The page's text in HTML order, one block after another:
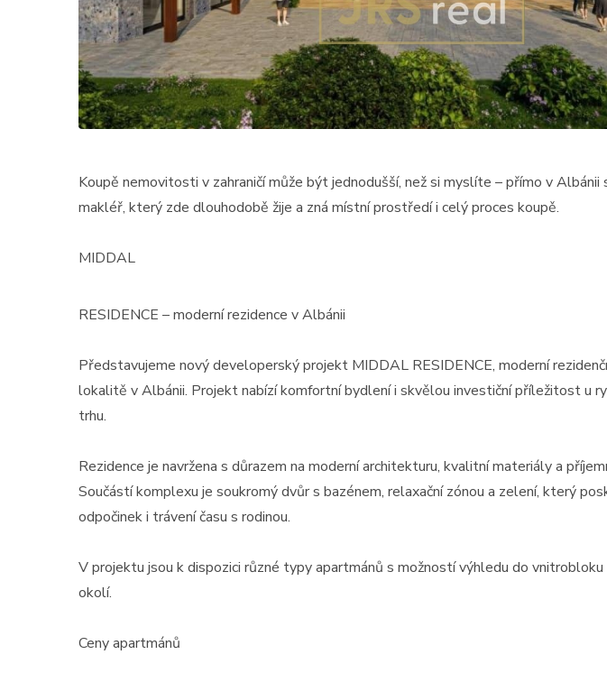
Koupě nemovitosti v zahraničí může být jednodušší, než si myslíte – přímo v Albánii
makléř, který zde dlouhodobě žije a zná místní prostředí i celý proces koupě.
MIDDAL
RESIDENCE – moderní rezidence v Albánii
Představujeme nový developerský projekt MIDDAL RESIDENCE, moderní
lokalitě v Albánii. Projekt nabízí komfortní bydlení i skvělou investiční příležitost u
trhu.
Rezidence je navržena s důrazem na moderní architekturu, kvalitní materiály a
Součástí komplexu je soukromý dvůr s bazénem, relaxační zónou a zelení, který
odpočinek i trávení času s rodinou.
V projektu jsou k dispozici různé typy apartmánů s možností výhledu do
okolí.
Ceny apartmánů